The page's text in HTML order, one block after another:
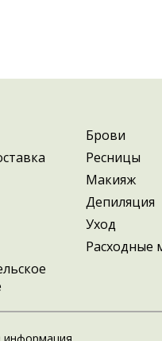
Брови
Ресницы
Макияж
Депиляция
Уход
Расходные